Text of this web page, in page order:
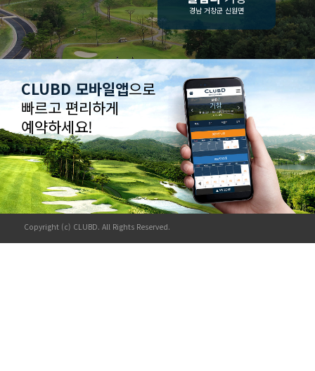
경남 거창군 신원면
CLUBD 모바일앱으로
빠르고 편리하게
예약하세요!
Copyright (c) CLUBD. All Rights Reserved.